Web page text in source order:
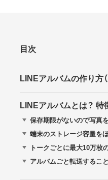
目次
LINEアルバムの作り方（
LINEアルバムとは？ 特
保存期限がないので写真
端末のストレージ容量を
トークごとに最大10万枚
アルバムごと転送するこ